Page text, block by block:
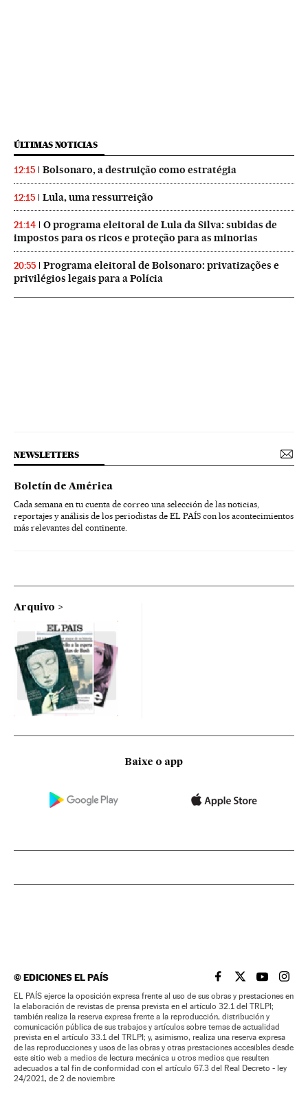
ÚLTIMAS NOTICIAS
12:15 Bolsonaro, a destruição como estratégia
12:15 Lula, uma ressurreição
21:14
O programa eleitoral de Lula da Silva: subidas de
impostos para os ricos e proteção para as minorias
20:55
Programa eleitoral de Bolsonaro: privatizações e
privilégios legais para a Polícia
NEWSLETTERS
Boletín de América
Cada semana en tu cuenta de correo una selección de las noticias,
reportajes y análisis de los periodistas de EL PAÍS con los acontecimientos
más relevantes del continente.
Arquivo
Baixe o app
©EDICIONES EL PAÍS EL PAÍS BRASIL EN
EL PAÍSEL PAÍS
EL
EL PAÍS ejerce la oposición expresa frente al uso de sus obras y prestaciones en
la elaboración de revistas de prensa prevista en el artículo 32.1 del TRLPI;
también realiza la reserva expresa frente a la reproducción, distribución y
comunicación pública de sus trabajos y artículos sobre temas de actualidad
prevista en el artículo 33.1 del TRLPI; y, asimismo, realiza una reserva expresa
de las reproducciones y usos de las obras y otras prestaciones accesibles desde
este sitio web a medios de lectura mecánica u otros medios que resulten
adecuados a tal fin de conformidad con el artículo 67.3 del Real Decreto - ley
24/2021, de 2 de noviembre